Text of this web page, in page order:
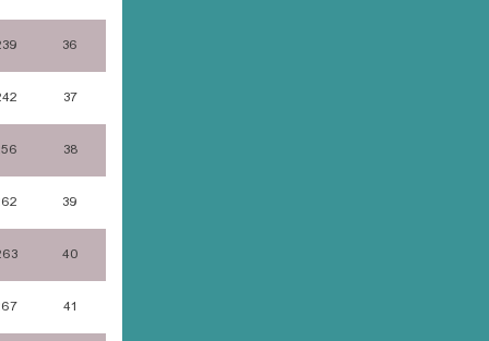
36
37
38
39
40
41